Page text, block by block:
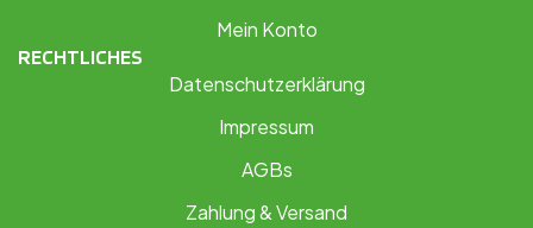
Mein Konto
RECHTLICHES
Datenschutzerklärung
Impressum
AGBs
Zahlung & Versand